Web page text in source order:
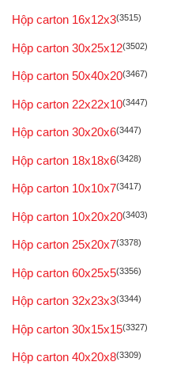
Hộp carton 16x12x3(3515)
Hộp carton 30x25x12(3502)
Hộp carton 50x40x20(3467)
Hộp carton 22x22x10(3447)
Hộp carton 30x20x6(3447)
Hộp carton 18x18x6(3428)
Hộp carton 10x10x7(3417)
Hộp carton 10x20x20(3403)
Hộp carton 25x20x7(3378)
Hộp carton 60x25x5(3356)
Hộp carton 32x23x3(3344)
Hộp carton 30x15x15(3327)
Hộp carton 40x20x8(3309)